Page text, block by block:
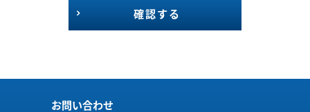
確認する
お問い合わせ